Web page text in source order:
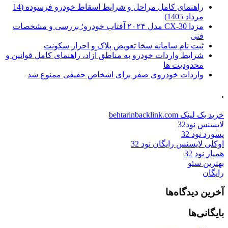
راهنمای کامل مراحل و شرایط اسقاط خودرو فرسوده (14
مرداد 1405)
مزدا CX-30 مدل ۲۰۲۴ آفتاب خودرو؛ بررسی و مشخصات
فنی
ثبت نام سامانه سخا تعویض پلاک و احراز سکونت
شرایط واردات خودرو به مناطق آزاد، راهنمای کامل قوانین و
محدودیت ها
واردات خودروی صفر برای اشخاص حقیقی ممنوع شد
.
خرید بک لینک behtarinbacklink.com
لایسنس نود32
پسورد نود 32
اوکلی لایسنس رایگان نود 32
همیار نود 32
بهترین سئو
رایگان
آخرین دیدگاه‌ها
بایگانی‌ها